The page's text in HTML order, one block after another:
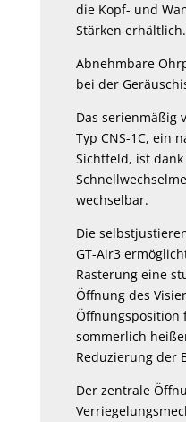
die Kopf- und
Stärken erhältlich.
Abnehmbare
bei der
Das serienmäßig
Typ CNS-1C, ein
Sichtfeld, ist
wechselbar.
Die
GT-Air3
Rasterung eine
Öffnung des
Öffnungsposition
sommerlich
Reduzierung der
Der zentrale